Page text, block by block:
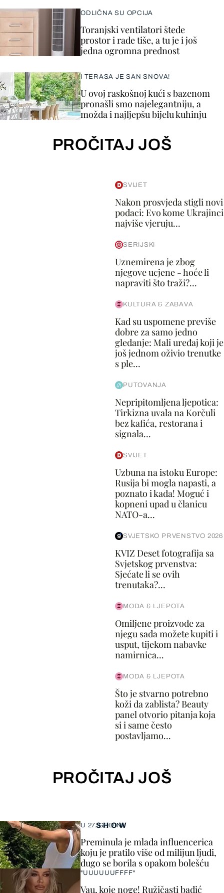
ODLIČNA SU OPCIJA
Toranjski ventilatori štede
prostor i rade tiše, a tu je i još
jedna ogromna prednost
I TERASA JE SAN SNOVA!
U ovoj raskošnoj kući s bazenom
pronašli smo najelegantniju, a
možda i najljepšu bijelu kuhinju
PROČITAJ JOŠ
SVIJET
Nakon prosvjeda stigli novi
podaci: Evo kome Ukrajinci
najviše vjeruju...
SERIJSKI
Uznemirena je zbog
njegove ucjene - hoće li
napraviti što traži?...
KULTURA & ZABAVA
Kad su uspomene previše
dobre za samo jedno
gledanje: Mali uređaj koji je
još jednom oživio trenutke
s ple...
PUTOVANJA
Nepripitomljena ljepotica:
Tirkizna uvala na Korčuli
bez kafića, restorana i
signala...
SVIJET
Uzbuna na istoku Europe:
Rusija bi mogla napasti, a
poznato i kada! Moguć i
kopneni upad u članicu
NATO-a...
SVJETSKO PRVENSTVO 2026
KVIZ Deset fotografija sa
Svjetskog prvenstva:
Sjećate li se ovih
trenutaka?...
MODA & LJEPOTA
Omiljene proizvode za
njegu sada možete kupiti i
usput, tijekom nabavke
namirnica...
MODA & LJEPOTA
Što je stvarno potrebno
koži da zablista? Beauty
panel otvorio pitanja koja
si i same često
postavljamo...
PROČITAJ JOŠ
SHOW
U 27. GODINI
Preminula je mlada influencerica
koju je pratilo više od milijun ljudi,
dugo se borila s opakom bolešću
"UUUUUUFFFF"
Vau, koje noge! Ružičasti badić